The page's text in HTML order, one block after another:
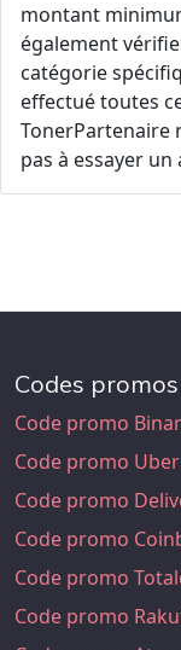
montant
également
catégorie
effectué toutes
TonerPartenaire
pas à essayer un
Codes
Code promo
Code promo
Code promo
Code promo
Code promo
Code promo